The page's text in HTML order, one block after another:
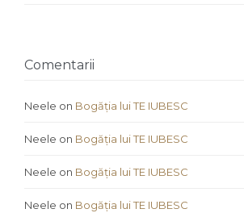
Comentarii
Neele on Bogăția lui TE IUBESC
Neele on Bogăția lui TE IUBESC
Neele on Bogăția lui TE IUBESC
Neele on Bogăția lui TE IUBESC